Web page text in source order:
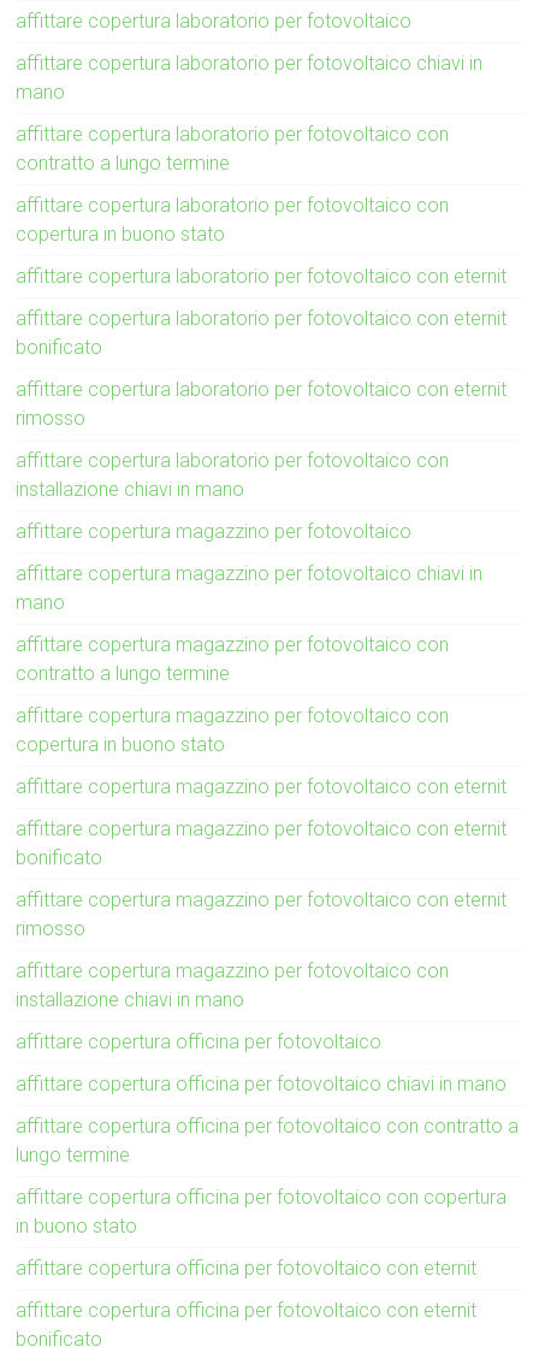
affittare copertura laboratorio per fotovoltaico
affittare copertura laboratorio per fotovoltaico chiavi in
mano
affittare copertura laboratorio per fotovoltaico con
contratto a lungo termine
affittare copertura laboratorio per fotovoltaico con
copertura in buono stato
affittare copertura laboratorio per fotovoltaico con eternit
affittare copertura laboratorio per fotovoltaico con eternit
bonificato
affittare copertura laboratorio per fotovoltaico con eternit
rimosso
affittare copertura laboratorio per fotovoltaico con
installazione chiavi in mano
affittare copertura magazzino per fotovoltaico
affittare copertura magazzino per fotovoltaico chiavi in
mano
affittare copertura magazzino per fotovoltaico con
contratto a lungo termine
affittare copertura magazzino per fotovoltaico con
copertura in buono stato
affittare copertura magazzino per fotovoltaico con eternit
affittare copertura magazzino per fotovoltaico con eternit
bonificato
affittare copertura magazzino per fotovoltaico con eternit
rimosso
affittare copertura magazzino per fotovoltaico con
installazione chiavi in mano
affittare copertura officina per fotovoltaico
affittare copertura officina per fotovoltaico chiavi in mano
affittare copertura officina per fotovoltaico con contratto a
lungo termine
affittare copertura officina per fotovoltaico con copertura
in buono stato
affittare copertura officina per fotovoltaico con eternit
affittare copertura officina per fotovoltaico con eternit
bonificato